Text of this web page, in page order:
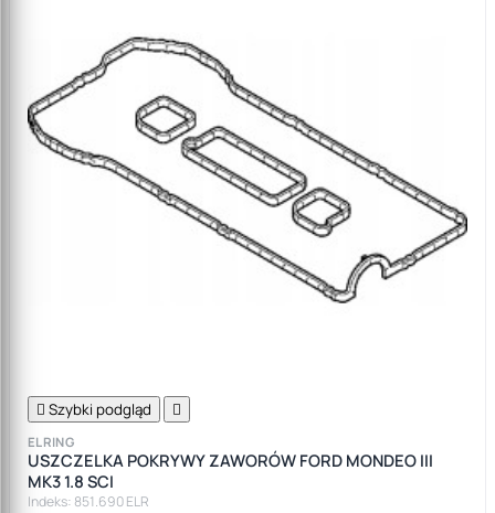
 Szybki podgląd 
ELRING
USZCZELKA POKRYWY ZAWORÓW FORD MONDEO III
MK3 1.8 SCI
Indeks: 851.690 ELR